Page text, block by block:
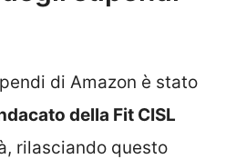
di Amazon è stato
della Fit CISL
rilasciando questo